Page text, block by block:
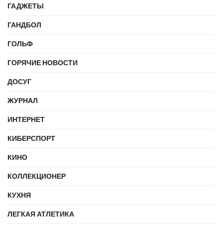
ГАДЖЕТЫ
ГАНДБОЛ
ГОЛЬФ
ГОРЯЧИЕ НОВОСТИ
ДОСУГ
ЖУРНАЛ
ИНТЕРНЕТ
КИБЕРСПОРТ
КИНО
КОЛЛЕКЦИОНЕР
КУХНЯ
ЛЕГКАЯ АТЛЕТИКА